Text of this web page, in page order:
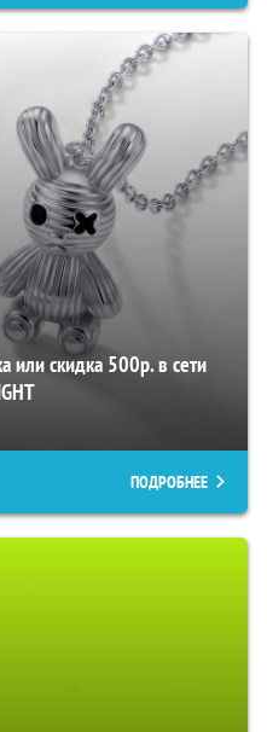
или скидка 500р. в сети
ПОДРОБНЕЕ